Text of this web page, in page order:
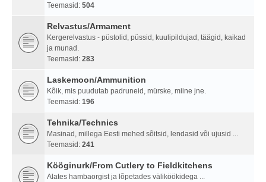
Teemasid: 504
Relvastus/Armament
Kergerelvastus - püstolid, püssid, kuulipildujad, täägid, kaikad
ja munad.
Teemasid: 283
Laskemoon/Ammunition
Kõik, mis puudutab padruneid, mürske, miine jne.
Teemasid: 196
Tehnika/Technics
Masinad, millega Eesti mehed sõitsid, lendasid või ujusid ...
Teemasid: 241
Kööginurk/From Cutlery to Fieldkitchens
Alates hambaorgist ja lõpetades väliköökidega ...